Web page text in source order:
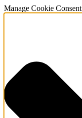
Manage Cookie Consent